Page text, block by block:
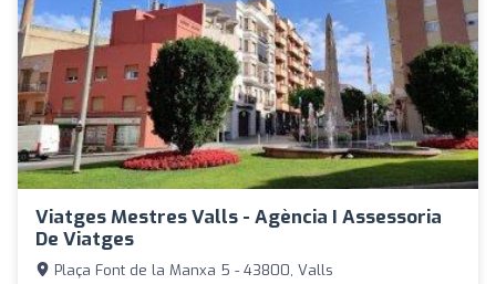
Viatges Mestres Valls - Agència I Assessoria
De Viatges
Plaça Font de la Manxa 5 - 43800, Valls